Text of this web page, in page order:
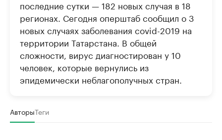
последние сутки — 182 новых случая в 18
регионах. Сегодня оперштаб сообщил о 3
новых случаях заболевания covid-2019 на
территории Татарстана. В общей
сложности, вирус диагностирован у 10
человек, которые вернулись из
эпидемически неблагополучных стран.
АвторыТеги